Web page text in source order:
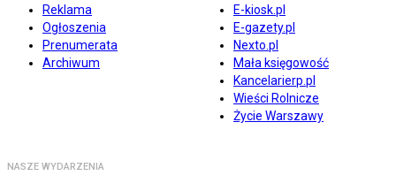
Reklama
Ogłoszenia
Prenumerata
Archiwum
E-kiosk.pl
E-gazety.pl
Nexto.pl
Mała księgowość
Kancelarierp.pl
Wieści Rolnicze
Życie Warszawy
NASZE WYDARZENIA